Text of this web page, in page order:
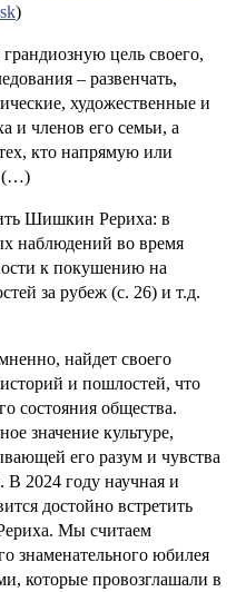
)
цель своего,
– развенчать,
художественные и
и членов его семьи, а
кто напрямую или
(…)
Шишкин Рериха: в
наблюдений во время
к покушению на
за рубеж (с. 26) и т.д.
найдет своего
и пошлостей, что
состояния общества.
значение культуре,
его разум и чувства
В 2024 году научная и
достойно встретить
Мы считаем
знаменательного юбилея
которые провозглашали в